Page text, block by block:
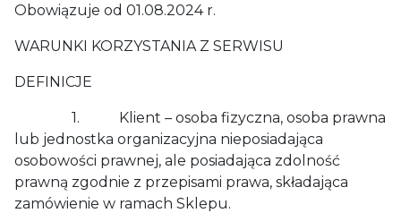
Obowiązuje od 01.08.2024 r.
WARUNKI KORZYSTANIA Z SERWISU
DEFINICJE
1. Klient – osoba fizyczna, osoba prawna
lub jednostka organizacyjna nieposiadająca
osobowości prawnej, ale posiadająca zdolność
prawną zgodnie z przepisami prawa, składająca
zamówienie w ramach Sklepu.